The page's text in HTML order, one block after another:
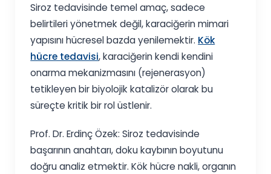
Siroz tedavisinde temel amaç, sadece
belirtileri yönetmek değil, karaciğerin mimari
yapısını hücresel bazda yenilemektir. Kök
hücre tedavisi, karaciğerin kendi kendini
onarma mekanizmasını (rejenerasyon)
tetikleyen bir biyolojik katalizör olarak bu
süreçte kritik bir rol üstlenir.
Prof. Dr. Erdinç Özek: Siroz tedavisinde
başarının anahtarı, doku kaybının boyutunu
doğru analiz etmektir. Kök hücre nakli, organın